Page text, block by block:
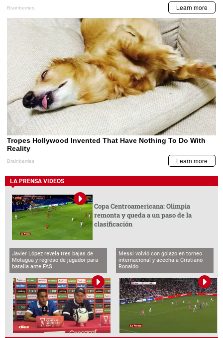
LA PRENSA VIDEOS
Copa Centroamericana: Olimpia
remonta y queda a un paso de la
clasificación
Javier López revela tres bajas de
Motagua y regreso de jugador para
batalla ante FAS
Messi volvió con golazo en torneo
internacional y acecha a Cristiano
Ronaldo